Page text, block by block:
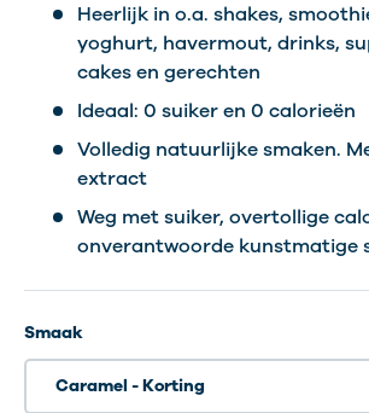
Heerlijk in o.a. shakes,
yoghurt, havermout, drinks,
cakes en gerechten
Ideaal: 0 suiker en 0 calorieën
Volledig natuurlijke smaken.
extract
Weg met suiker, overtollige
onverantwoorde kunstmatige
Smaak
Caramel - Korting